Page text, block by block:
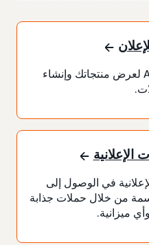
ابدأ باستخدام Amazon Ads لعرض منتجاتك وإنشاء
في الوصول إلى
من خلال حملات جذابة
ميزانية.